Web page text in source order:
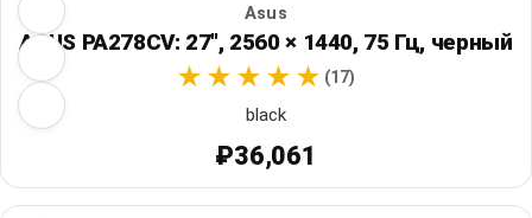
Asus
ASUS PA278CV: 27", 2560 × 1440, 75 Гц, черный
(17)
black
₽36,061